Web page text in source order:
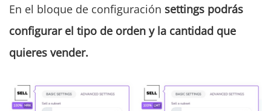
En el bloque de configuración settings podrás
configurar el tipo de orden y la cantidad que
quieres vender.